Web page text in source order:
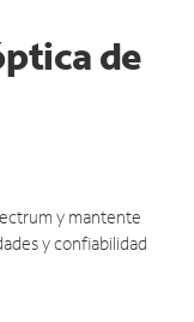
de
y mantente
y confiabilidad